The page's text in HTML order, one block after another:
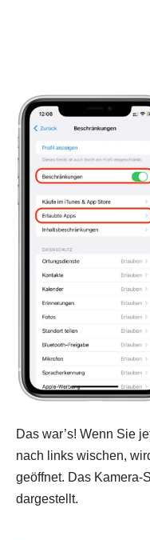
Das war’s! Wenn Sie
nach links wischen,
geöffnet. Das Kamera-
dargestellt.